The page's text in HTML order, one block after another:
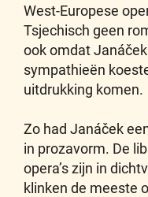
West-Europese
Tsjechisch geen
ook omdat
sympathieën
uitdrukking komen.
Zo had Janáček
in prozavorm. De
opera’s zijn in
klinken de meeste